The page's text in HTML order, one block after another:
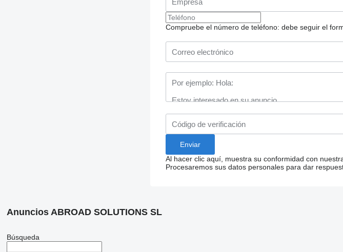
Compruebe el número de teléfono: debe seguir el
Al hacer clic aquí, muestra su conformidad con
Procesaremos sus datos personales para dar
Anuncios ABROAD SOLUTIONS SL
Búsqueda